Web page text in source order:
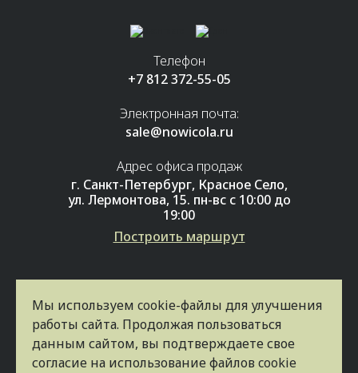
Телефон
+7 812 372-55-05
Электронная почта:
sale@nowicola.ru
Адрес офиса продаж
г. Санкт-Петербург, Красное Село,
ул. Лермонтова, 15. пн-вс с 10:00 до
19:00
Построить маршрут
Заказать звонок
Мы используем cookie-файлы для улучшения
работы сайта. Продолжая пользоваться
данным сайтом, вы подтверждаете свое
согласие на использование файлов cookie